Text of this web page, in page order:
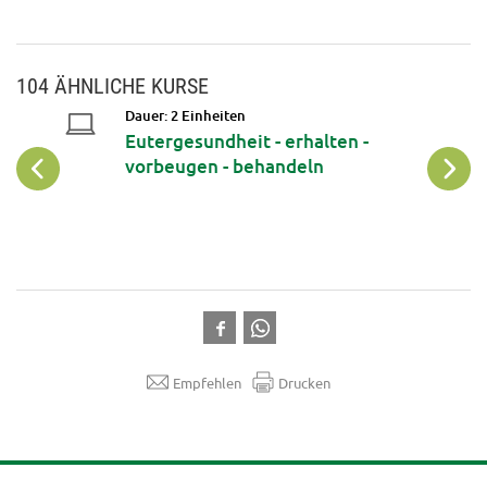
104 ÄHNLICHE KURSE
Dauer: 2 Einheiten
Eutergesundheit - erhalten -
vorbeugen - behandeln
Empfehlen Drucken